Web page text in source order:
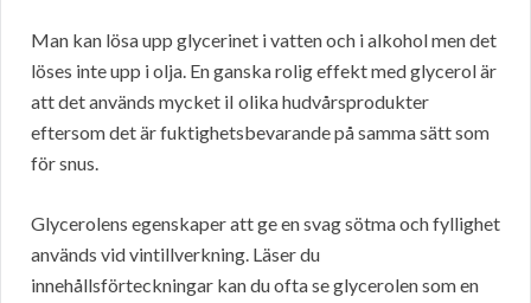
Man kan lösa upp glycerinet i vatten och i alkohol men det
löses inte upp i olja. En ganska rolig effekt med glycerol är
att det används mycket iI olika hudvårsprodukter
eftersom det är fuktighetsbevarande på samma sätt som
för snus.
Glycerolens egenskaper att ge en svag sötma och fyllighet
används vid vintillverkning. Läser du
innehållsförteckningar kan du ofta se glycerolen som en